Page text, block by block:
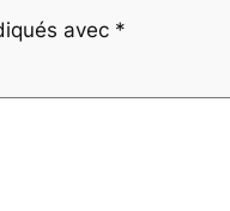
avec *